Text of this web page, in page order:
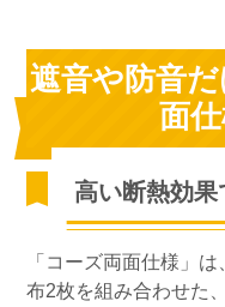
遮音や防音
面
高い断熱効果
「コーズ両面仕様」
布2枚を組み合わせた